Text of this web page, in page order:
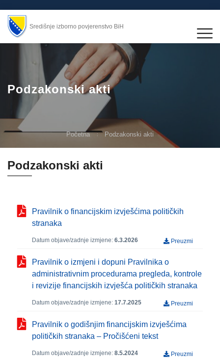
Središnje izborno povjerenstvo BiH
Podzakonski akti
Početna Podzakonski akti
Podzakonski akti
Pravilnik o financijskim izvješćima političkih
stranaka
Datum objave/zadnje izmjene: 6.3.2026 Preuzmi
Pravilnik o izmjeni i dopuni Pravilnika o
administrativnim procedurama pregleda, kontrole
i revizije financijskih izvješća političkih stranaka
Datum objave/zadnje izmjene: 17.7.2025 Preuzmi
Pravilnik o godišnjim financijskim izvješćima
političkih stranaka – Pročišćeni tekst
Datum objave/zadnje izmjene: 8.5.2024 Preuzmi